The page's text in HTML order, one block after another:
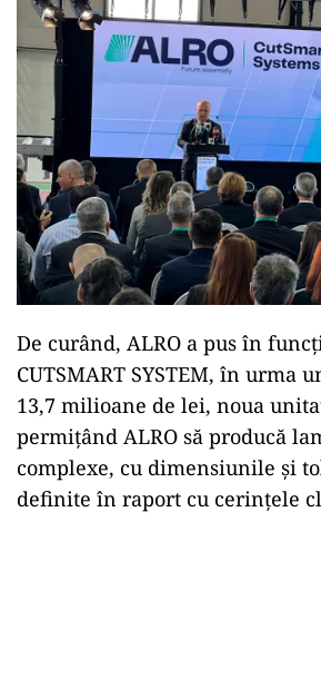
De curând, ALRO a pus în
CUTSMART SYSTEM, în urma
13,7 milioane de lei, noua
permițând ALRO să producă
complexe, cu dimensiunile și
definite în raport cu cerințele